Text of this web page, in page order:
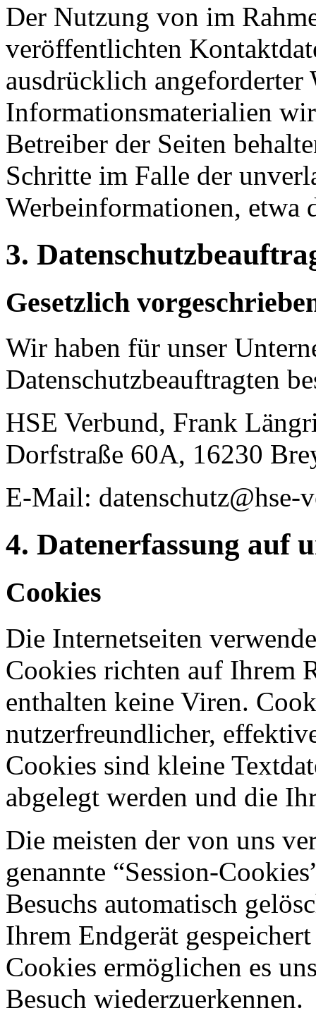
Der Nutzung von im
veröffentlichten
ausdrücklich angeforderter
Informationsmaterialien
Betreiber der Seiten
Schritte im Falle der
Werbeinformationen, etwa
3.
Gesetzlich
Wir haben für unser
Datenschutzbeauftragten
HSE Verbund, Frank
Dorfstraße 60A, 16230
E-Mail: datenschutz@hse-
4. Datenerfassung auf
Cookies
Die Internetseiten
Cookies richten auf Ihrem
enthalten keine Viren.
nutzerfreundlicher,
Cookies sind kleine
abgelegt werden und die
Die meisten der von uns
genannte “Session-
Besuchs automatisch
Ihrem Endgerät
Cookies ermöglichen es
Besuch wiederzuerkennen.